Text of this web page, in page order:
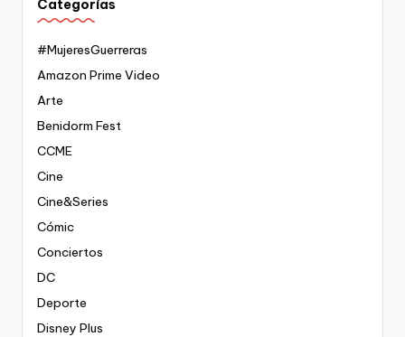
Categorías
#MujeresGuerreras
Amazon Prime Video
Arte
Benidorm Fest
CCME
Cine
Cine&Series
Cómic
Conciertos
DC
Deporte
Disney Plus